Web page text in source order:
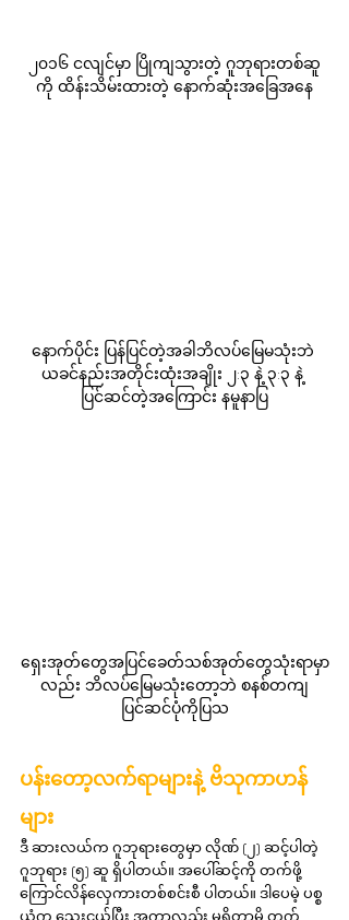
၂၀၁၆ ငလျင်မှာ ပြိုကျသွားတဲ့ ဂူဘုရားတစ်ဆူ
ကို ထိန်းသိမ်းထားတဲ့ နောက်ဆုံးအခြေအနေ
နောက်ပိုင်း ပြန်ပြင်တဲ့အခါဘိလပ်မြေမသုံးဘဲ
ယခင်နည်းအတိုင်းထုံးအချိုး ၂:၃ နဲ့ ၃:၃ နဲ့
ပြင်ဆင်တဲ့အကြောင်း နမူနာပြ
ရှေးအုတ်တွေအပြင်ခေတ်သစ်အုတ်တွေသုံးရာမှာ
လည်း ဘိလပ်မြေမသုံးတော့ဘဲ စနစ်တကျ
ပြင်ဆင်ပုံကိုပြသ
ပန်းတော့လက်ရာများနဲ့ ဗိသုကာဟန်
များ
ဒီ ဆားလယ်က ဂူဘုရားတွေမှာ လိုဏ် (၂) ဆင့်ပါတဲ့
ဂူဘုရား (၅) ဆူ ရှိပါတယ်။ အပေါ်ဆင့်ကို တက်ဖို့
ကြောင်လိန်လှေကားတစ်စင်းစီ ပါတယ်။ ဒါပေမဲ့ ပစ္စ
ယံက သေးငယ်ပြီး အကာလည်း မရှိတာမို့ တက်